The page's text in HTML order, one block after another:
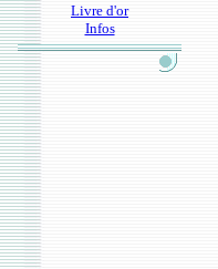
Livre d'or
Infos